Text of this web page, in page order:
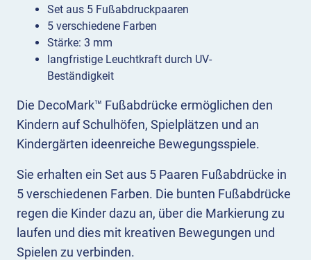
Die DecoMark™ Fußabdrücke ermöglichen den
Kindern auf Schulhöfen, Spielplätzen und an
Kindergärten ideenreiche Bewegungsspiele.
Sie erhalten ein Set aus 5 Paaren Fußabdrücke in
5 verschiedenen Farben. Die bunten Fußabdrücke
regen die Kinder dazu an, über die Markierung zu
laufen und dies mit kreativen Bewegungen und
Spielen zu verbinden.
Set aus 5 Fußabdruckpaaren
5 verschiedene Farben
Stärke: 3 mm
langfristige Leuchtkraft durch UV-
Beständigkeit